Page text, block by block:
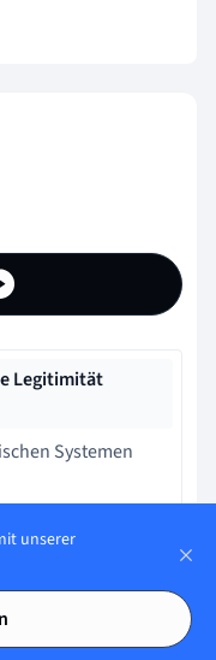
Legitimität
Systemen
unserer